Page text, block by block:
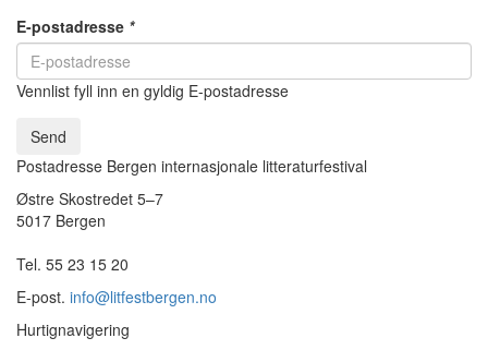
E-postadresse *
Vennlist fyll inn en gyldig E-postadresse
Send
Postadresse Bergen internasjonale litteraturfestival
Østre Skostredet 5–7
5017 Bergen
Tel. 55 23 15 20
E-post. info@litfestbergen.no
Hurtignavigering